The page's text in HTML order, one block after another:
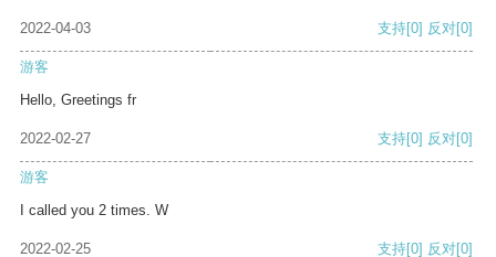
2022-04-03 支持[0] 反对[0]
游客
Hello, Greetings fr
2022-02-27 支持[0] 反对[0]
游客
I called you 2 times. W
2022-02-25 支持[0] 反对[0]